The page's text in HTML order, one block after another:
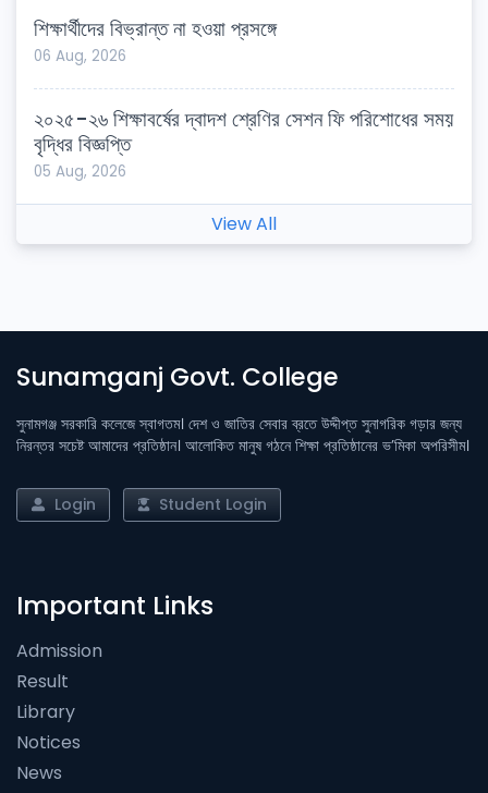
শিক্ষার্থীদের বিভ্রান্ত না হওয়া প্রসঙ্গে
06 Aug, 2026
২০২৫-২৬ শিক্ষাবর্ষের দ্বাদশ শ্রেণির সেশন ফি পরিশোধের সময়
বৃদ্ধির বিজ্ঞপ্তি
05 Aug, 2026
View All
Sunamganj Govt. College
সুনামগঞ্জ সরকারি কলেজে স্বাগতম। দেশ ও জাতির সেবার ব্রতে উদ্দীপ্ত সুনাগরিক গড়ার জন্য
নিরন্তর সচেষ্ট আমাদের প্রতিষ্ঠান। আলোকিত মানুষ গঠনে শিক্ষা প্রতিষ্ঠানের ভ’মিকা অপরিসীম।
Login Student Login
Important Links
Admission
Result
Library
Notices
News